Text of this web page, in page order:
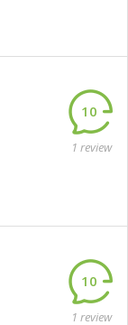
10
1 review
10
1 review